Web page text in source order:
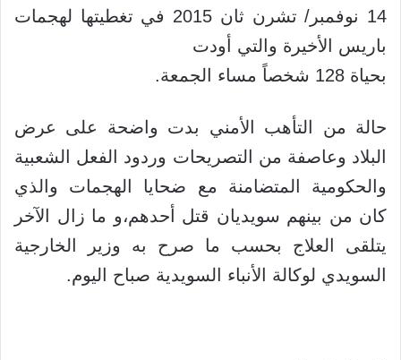
14 نوفمبر/ تشرن ثان 2015 في تغطيتها لهجمات
باريس الأخيرة والتي أودت
بحياة 128 شخصاً مساء الجمعة.
حالة من التأهب الأمني بدت واضحة على عرض
البلاد وعاصفة من التصريحات وردود الفعل الشعبية
والحكومية المتضامنة مع ضحايا الهجمات والذي
كان من بينهم سويديان قتل أحدهم،و ما زال الآخر
يتلقى العلاج بحسب ما صرح به وزير الخارجية
السويدي لوكالة الأنباء السويدية صباح اليوم.